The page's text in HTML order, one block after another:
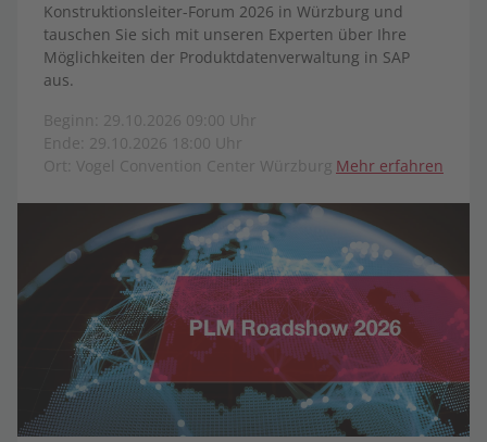
Konstruktionsleiter-Forum 2026 in Würzburg und
tauschen Sie sich mit unseren Experten über Ihre
Möglichkeiten der Produktdatenverwaltung in SAP
aus.
Beginn: 29.10.2026 09:00 Uhr
Ende: 29.10.2026 18:00 Uhr
Ort: Vogel Convention Center Würzburg Mehr erfahren